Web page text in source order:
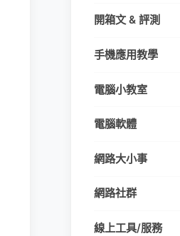
開箱文 & 評測
手機應用教學
電腦小教室
電腦軟體
網路大小事
網路社群
線上工具/服務